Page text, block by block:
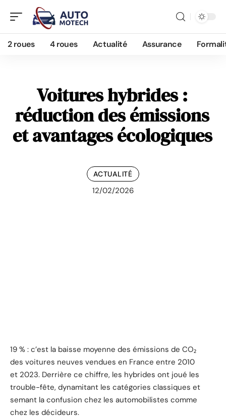
2 roues 4 roues Actualité Assurance
Voitures hybrides :
réduction des émissions
et avantages écologiques
ACTUALITÉ
12/02/2026
19 % : c’est la baisse moyenne des émissions de CO₂
des voitures neuves vendues en France entre 2010
et 2023. Derrière ce chiffre, les hybrides ont joué les
trouble-fête, dynamitant les catégories classiques et
semant la confusion chez les automobilistes comme
chez les décideurs.